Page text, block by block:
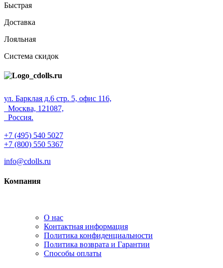
Быстрая
Доставка
Лояльная
Система скидок
ул. Барклая д.6 стр. 5, офис 116,
Москва, 121087,
Россия.
+7 (495) 540 5027
+7 (800) 550 5367
info@cdolls.ru
Компания
О нас
Контактная информация
Политика конфиденциальности
Политика возврата и Гарантии
Способы оплаты